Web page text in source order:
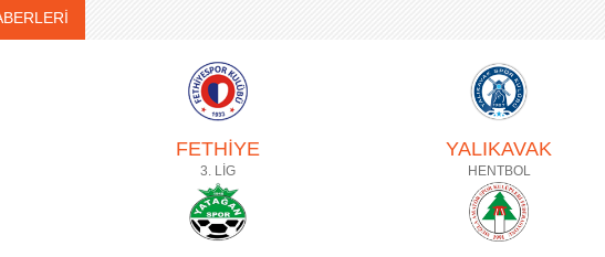
FETHİYE
3. LİG
YALIKAVAK
HENTBOL